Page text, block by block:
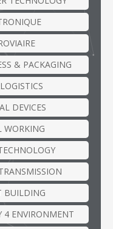
& PACKAGING
DEVICES
WORKING
BUILDING
4 ENVIRONMENT